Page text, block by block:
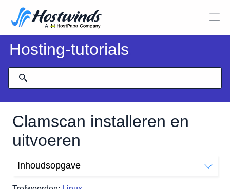
Hosting-tutorials
Clamscan installeren en
uitvoeren
Inhoudsopgave